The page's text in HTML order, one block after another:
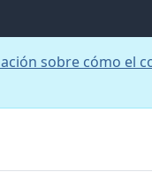
sobre cómo el